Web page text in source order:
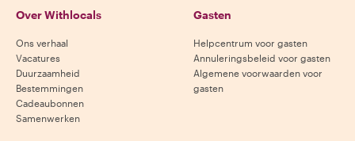
Over Withlocals
Ons verhaal
Vacatures
Duurzaamheid
Bestemmingen
Cadeaubonnen
Samenwerken
Gasten
Helpcentrum voor gasten
Annuleringsbeleid voor gasten
Algemene voorwaarden voor
gasten